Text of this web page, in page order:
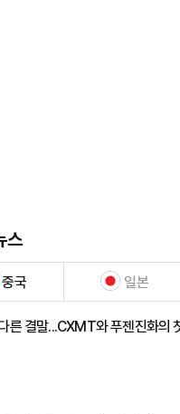
스
중국 일본
른 결말...CXMT와 푸젠진화의